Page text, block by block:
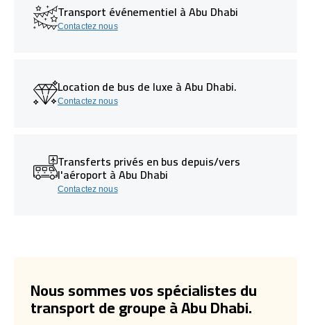
Transport événementiel à Abu Dhabi
Contactez nous
Location de bus de luxe à Abu Dhabi.
Contactez nous
Transferts privés en bus depuis/vers
l'aéroport à Abu Dhabi
Contactez nous
Nous sommes vos spécialistes du
transport de groupe à Abu Dhabi.